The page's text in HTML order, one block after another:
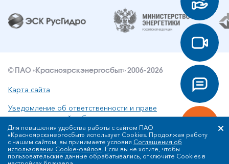
© ПАО «Красноярскэнергосбыт» 2006-2026
Карта сайта
Уведомление об ответственности и праве
интеллектуальной собственности
Политика ПАО «Красноярскэнергосбыт» в отношении
обработки персональных данных
Для повышения удобства работы с сайтом ПАО
«Красноярскэнергосбыт» использует Cookies. Продолжая работу
с нашим сайтом, вы принимаете условия Соглашения об
использовании Cookie-файлов. Если вы не хотите, чтобы
пользовательские данные обрабатывались, отключите Cookies в